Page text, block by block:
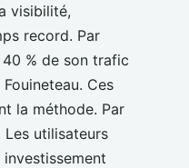
visibilité,
record. Par
% de son trafic
Ces
la méthode. Par
Les utilisateurs